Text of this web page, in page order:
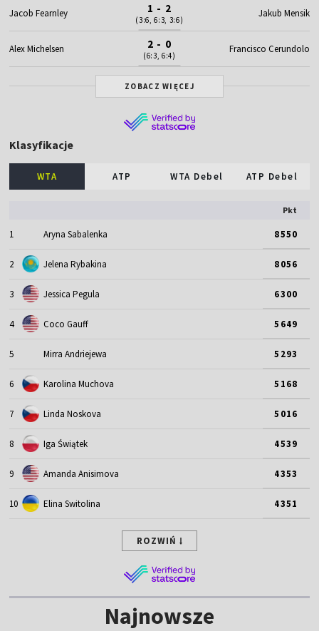
Jacob Fearnley 1 - 2
(3:6, 6:3, 3:6)
Jakub Mensik
Alex Michelsen 2 - 0
(6:3, 6:4)
Francisco Cerundolo
ZOBACZ WIĘCEJ
Klasyfikacje
WTA ATP WTA Debel ATP Debel
Pkt
1 Aryna Sabalenka 8550
2 Jelena Rybakina 8056
3 Jessica Pegula 6300
4 Coco Gauff 5649
5 Mirra Andriejewa 5293
6 Karolina Muchova 5168
7 Linda Noskova 5016
8 Iga Świątek 4539
9 Amanda Anisimova 4353
10 Elina Switolina 4351
ROZWIŃ
Najnowsze